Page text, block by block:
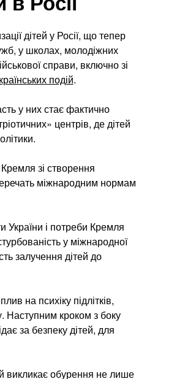
дітей у Росії, що тепер
у школах, молодіжних
справи, включно зі
подій.
у них стає фактично
центрів, де дітей
Кремля зі створення
міжнародним нормам
України і потреби Кремля
у міжнародної
залучення дітей до
на психіку підлітків,
Наступним кроком з боку
за безпеку дітей, для
викликає обурення не лише